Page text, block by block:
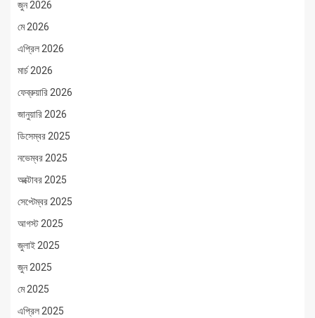
জুন 2026
মে 2026
এপ্রিল 2026
মার্চ 2026
ফেব্রুয়ারি 2026
জানুয়ারি 2026
ডিসেম্বর 2025
নভেম্বর 2025
অক্টোবর 2025
সেপ্টেম্বর 2025
আগস্ট 2025
জুলাই 2025
জুন 2025
মে 2025
এপ্রিল 2025